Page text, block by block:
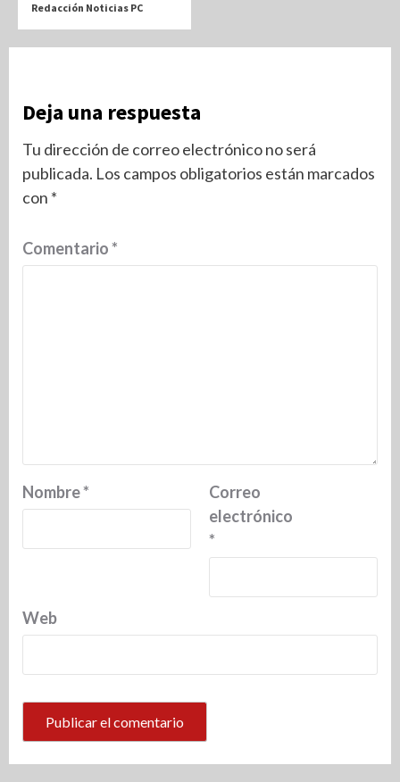
Redacción Noticias PC
Deja una respuesta
Tu dirección de correo electrónico no será
publicada. Los campos obligatorios están marcados
con *
Comentario*
Nombre*
Correo
electrónico
*
Web